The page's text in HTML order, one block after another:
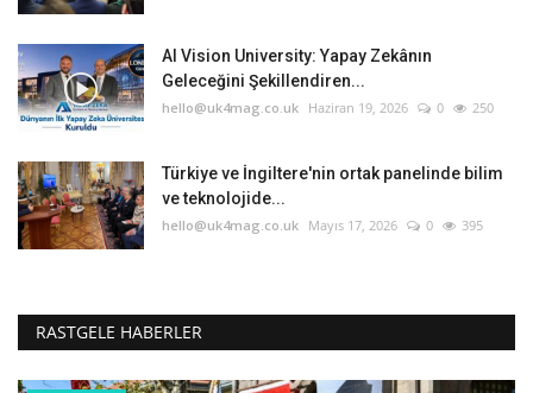
AI Vision University: Yapay Zekânın
Geleceğini Şekillendiren...
hello@uk4mag.co.uk Haziran 19, 2026 0 250
Türkiye ve İngiltere'nin ortak panelinde bilim
ve teknolojide...
hello@uk4mag.co.uk Mayıs 17, 2026 0 395
RASTGELE HABERLER